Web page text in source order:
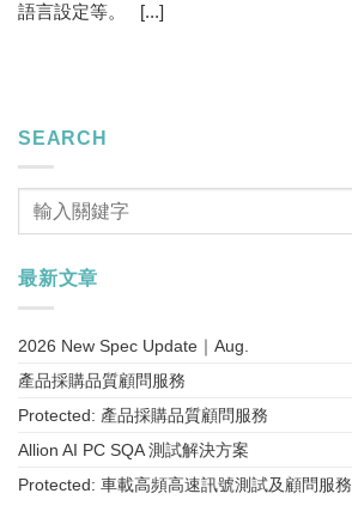
語言設定等。 [...]
SEARCH
最新文章
2026 New Spec Update｜Aug.
產品採購品質顧問服務
Protected: 產品採購品質顧問服務
Allion AI PC SQA 測試解決方案
Protected: 車載高頻高速訊號測試及顧問服務